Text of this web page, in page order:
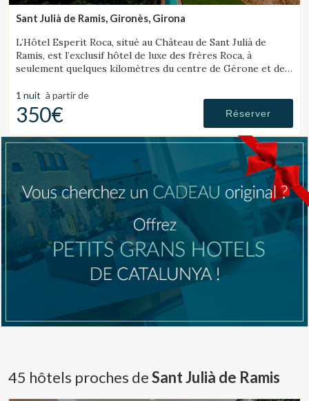
Sant Julià de Ramis, Gironès, Girona
L’Hôtel Esperit Roca, situé au Château de Sant Julià de
Ramis, est l’exclusif hôtel de luxe des frères Roca, à
seulement quelques kilomètres du centre de Gérone et de
1 nuit à partir de
350€ Réserver
45 hôtels proches deSant Julià de Ramis